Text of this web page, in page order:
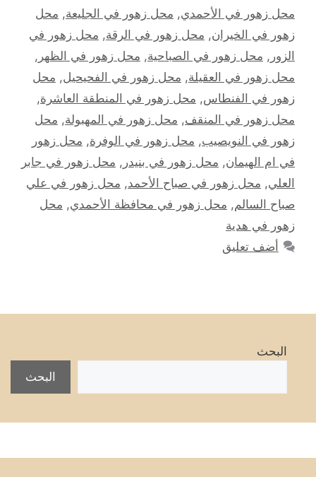
محل زهور في الأحمدي, محل زهور في الجليعة, محل
زهور في الخيران, محل زهور في الرقة, محل زهور في
الزور , محل زهور في الصباحية, محل زهور في الظهر ,
محل زهور في العقيلة, محل زهور في الفحيحيل, محل
زهور في الفنطاس, محل زهور في المنطقة العاشرة,
محل زهور في المنقف, محل زهور في المهبولة, محل
زهور في النويصيب, محل زهور في الوفرة, محل زهور
في ام الهيمان, محل زهور في بنيدر , محل زهور في جابر
العلي, محل زهور في صباح الأحمد, محل زهور في علي
صباح السالم, محل زهور في محافظة الأحمدي, محل
زهور في هدية
أضف تعليق
البحث
البحث